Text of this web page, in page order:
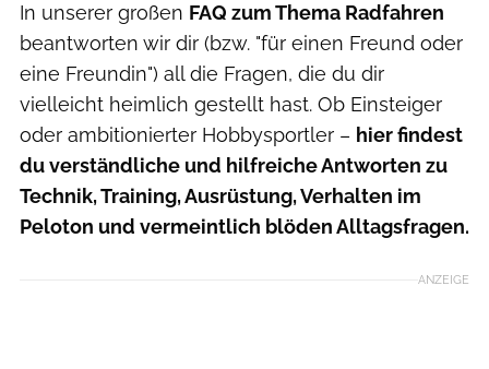
In unserer großen FAQ zum Thema Radfahren
beantworten wir dir (bzw. "für einen Freund oder
eine Freundin") all die Fragen, die du dir
vielleicht heimlich gestellt hast. Ob Einsteiger
oder ambitionierter Hobbysportler – hier findest
du verständliche und hilfreiche Antworten zu
Technik, Training, Ausrüstung, Verhalten im
Peloton und vermeintlich blöden Alltagsfragen.
ANZEIGE